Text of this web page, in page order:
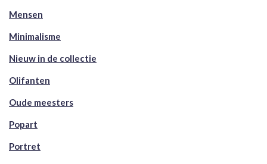
Mensen
Minimalisme
Nieuw in de collectie
Olifanten
Oude meesters
Popart
Portret